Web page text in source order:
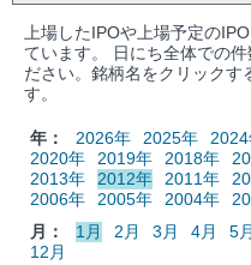
上場したIPOや上場予定の
ています。 日にち全体での
ださい。銘柄名をクリックす
す。
年： 2026年 2025年
2020年
2019年 2018年
2013年
2012年 2011年
2006年
2005年 2004年
月：
1月 2月 3月 4月 5月
12月